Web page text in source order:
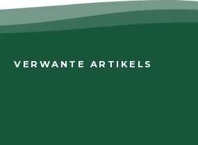
VERWANTE ARTIKELS